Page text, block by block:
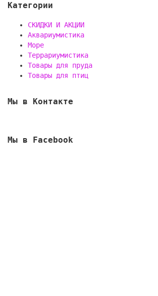
Категории
СКИДКИ И АКЦИИ
Аквариумистика
Море
Террариумистика
Товары для пруда
Товары для птиц
Мы в Контакте
Мы в Facebook